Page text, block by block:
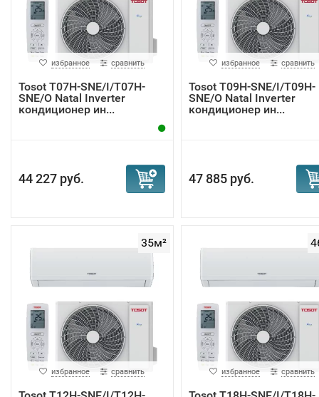
избранное сравнить
Tosot T07H-SNE/I/T07H-
SNE/O Natal Inverter
кондиционер ин...
44 227 руб.
избранное сравнить
Tosot T09H-SNE/I/T09H-
SNE/O Natal Inverter
кондиционер ин...
47 885 руб.
35м²
избранное сравнить избранное сравнить